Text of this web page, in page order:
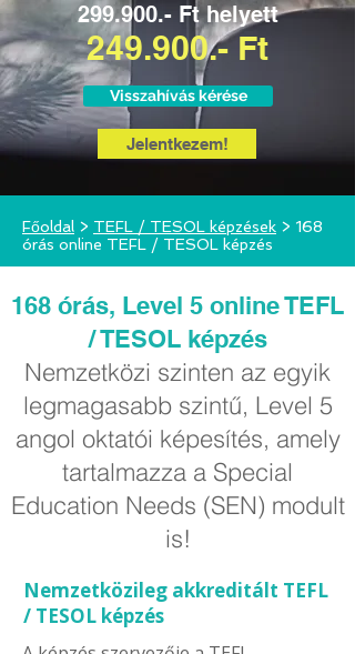
299.900.- Ft helyett
249.900.- Ft
Visszahívás kérése
Jelentkezem!
Főoldal > TEFL / TESOL képzések > 168
órás online TEFL / TESOL képzés
168 órás, Level 5 online TEFL
/ TESOL képzés
Nemzetközi szinten az egyik
legmagasabb szintű, Level 5
angol oktatói képesítés, amely
tartalmazza a Special
Education Needs (SEN) modult
is!
Nemzetközileg akkreditált TEFL
/ TESOL képzés